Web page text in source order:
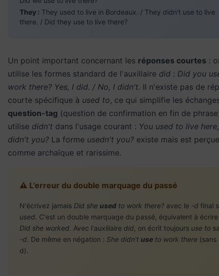
They : They used to live in Bordeaux. / They didn't use to live
there. / Did they use to live there?
Un point important concernant les réponses courtes :
utilise les formes standard de l'auxiliaire did : Did you
work there? Yes, I did. / No, I didn't. Il n'existe pas de
courte spécifique à used to, ce qui simplifie les
question-tag (question de confirmation en fin de
utilise didn't dans l'usage courant : You used to live here,
didn't you? La forme usedn't you? existe mais est perçue
comme archaïque et rarissime.
⚠️ L'erreur du double marquage du passé
N'écrivez jamais Did she used to work there? avec le -d final
used. C'est un double marquage du passé, équivalent à écrire
Did she worked. Avec l'auxiliaire did , on écrit toujours use to
-d. De même en négation : She didn't use to work there (sans
d).